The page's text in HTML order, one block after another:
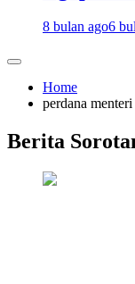
8 bulan ago6
Home
perdana menteri
Berita